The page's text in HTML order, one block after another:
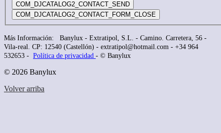
COM_DJCATALOG2_CONTACT_SEND
COM_DJCATALOG2_CONTACT_FORM_CLOSE
Más Información: Banylux - Extratipol, S.L. - Camino. Carretera, 56 -
Vila-real. CP: 12540 (Castellón) - extratipol@hotmail.com - +34 964
532653 - Política de privacidad - © Banylux
© 2026 Banylux
Volver arriba